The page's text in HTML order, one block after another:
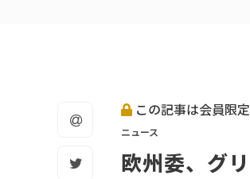
この記事は会員限
ニュース
欧州委、グ